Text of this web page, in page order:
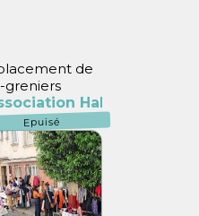
de
greniers
Habitants
Epuisé